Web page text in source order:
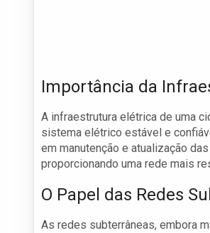
Importância da
A infraestrutura elétrica de uma
sistema elétrico estável e
em manutenção e atualização
proporcionando uma rede mais
O Papel das Redes
As redes subterrâneas, embora